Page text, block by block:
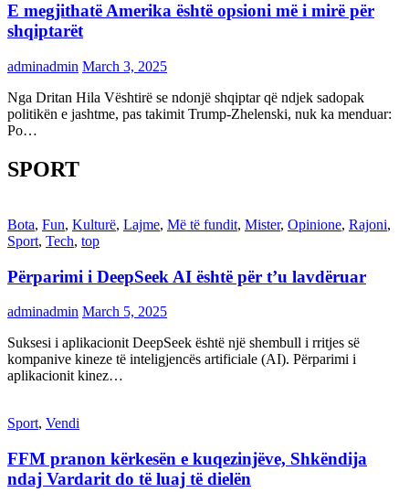
E megjithatë Amerika është opsioni më i mirë për
shqiptarët
adminadmin March 3, 2025
Nga Dritan Hila Vështirë se ndonjë shqiptar që ndjek sadopak
politikën e jashtme, pas takimit Trump-Zhelenski, nuk ka menduar:
Po…
SPORT
Bota, Fun, Kulturë, Lajme, Më të fundit, Mister, Opinione, Rajoni,
Sport, Tech, top
Përparimi i DeepSeek AI është për t’u lavdëruar
adminadmin March 5, 2025
Suksesi i aplikacionit DeepSeek është një shembull i rritjes së
kompanive kineze të inteligjencës artificiale (AI). Përparimi i
aplikacionit kinez…
Sport, Vendi
FFM pranon kërkesën e kuqezinjëve, Shkëndija
ndaj Vardarit do të luaj të dielën